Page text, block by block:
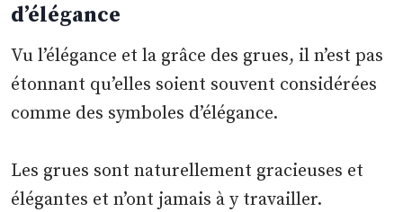
d’élégance
Vu l’élégance et la grâce des grues, il n’est pas
étonnant qu’elles soient souvent considérées
comme des symboles d’élégance.
Les grues sont naturellement gracieuses et
élégantes et n’ont jamais à y travailler.